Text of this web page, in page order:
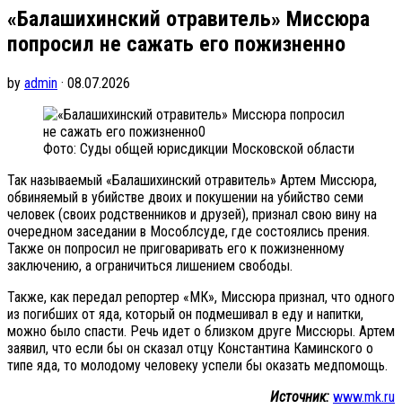
«Балашихинский отравитель» Миссюра
попросил не сажать его пожизненно
by admin · 08.07.2026
Фото: Суды общей юрисдикции Московской области
Так называемый «Балашихинский отравитель» Артем Миссюра,
обвиняемый в убийстве двоих и покушении на убийство семи
человек (своих родственников и друзей), признал свою вину на
очередном заседании в Мособлсуде, где состоялись прения.
Также он попросил не приговаривать его к пожизненному
заключению, а ограничиться лишением свободы.
Также, как передал репортер «МК», Миссюра признал, что одного
из погибших от яда, который он подмешивал в еду и напитки,
можно было спасти. Речь идет о близком друге Миссюры. Артем
заявил, что если бы он сказал отцу Константина Каминского о
типе яда, то молодому человеку успели бы оказать медпомощь.
Источник: www.mk.ru